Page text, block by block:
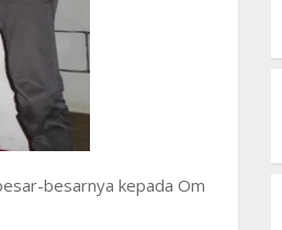
besarnya kepada Om